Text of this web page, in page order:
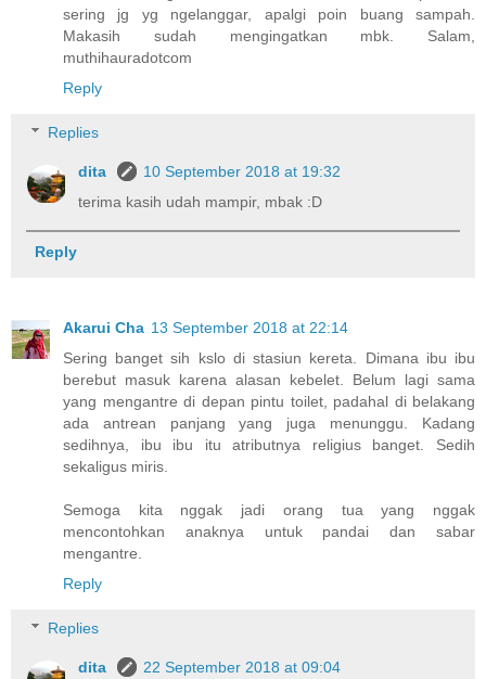
sering jg yg ngelanggar, apalgi poin buang sampah.
Makasih sudah mengingatkan mbk. Salam,
muthihauradotcom
Reply
Replies
dita
10 September 2018 at 19:32
terima kasih udah mampir, mbak :D
Reply
Akarui Cha 13 September 2018 at 22:14
Sering banget sih kslo di stasiun kereta. Dimana ibu ibu
berebut masuk karena alasan kebelet. Belum lagi sama
yang mengantre di depan pintu toilet, padahal di belakang
ada antrean panjang yang juga menunggu. Kadang
sedihnya, ibu ibu itu atributnya religius banget. Sedih
sekaligus miris.
Semoga kita nggak jadi orang tua yang nggak
mencontohkan anaknya untuk pandai dan sabar
mengantre.
Reply
Replies
dita
22 September 2018 at 09:04